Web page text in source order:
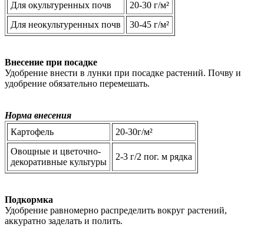
Для окультуренных почв
20-30 г/м²
Для неокультуренных почв
30-45 г/м²
Внесение при посадке
Удобрение внести в лунки при посадке растений. Почву и
удобрение обязательно перемешать.
Норма внесения
Картофель
20-30г/м²
Овощные и цветочно-
декоративные культуры
2-3 г/2 пог. м рядка
Подкормка
Удобрение равномерно распределить вокруг растений,
аккуратно заделать и полить.